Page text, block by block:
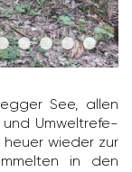
See, allen
und Umwelt­re­fe­
wieder zur
in den